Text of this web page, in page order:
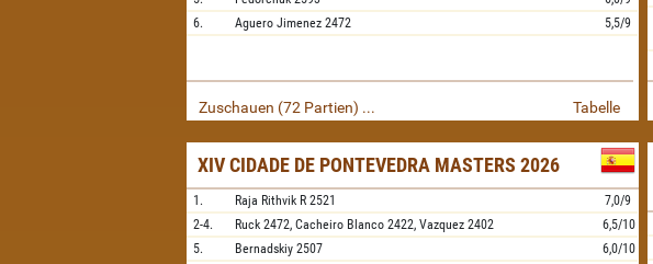
6.
Aguero Jimenez 2472 5,5/9
Zuschauen (72 Partien) ... Tabelle
XIV CIDADE DE PONTEVEDRA MASTERS 2026
1. Raja Rithvik R 2521
7,0/9
2-4.
Ruck 2472,Cacheiro Blanco 2422,Vazquez 2402
6,5/10
5.
Bernadskiy 2507
6,0/10